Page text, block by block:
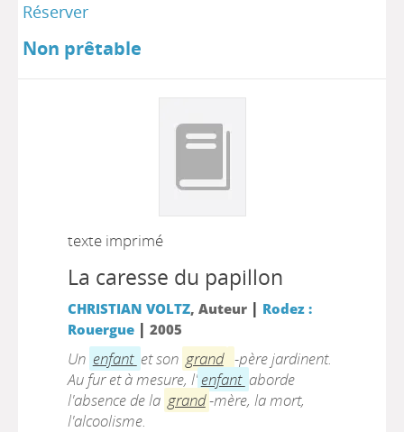
Réserver
Non prêtable
texte imprimé
La caresse du papillon
CHRISTIAN VOLTZ, Auteur | Rodez :
Rouergue| 2005
Un enfant et son grand -père jardinent.
Au fur et à mesure, l' enfant aborde
l'absence de la grand-mère, la mort,
l'alcoolisme.